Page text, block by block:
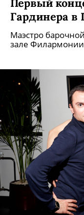
Гардинера в
Маэстро
зале